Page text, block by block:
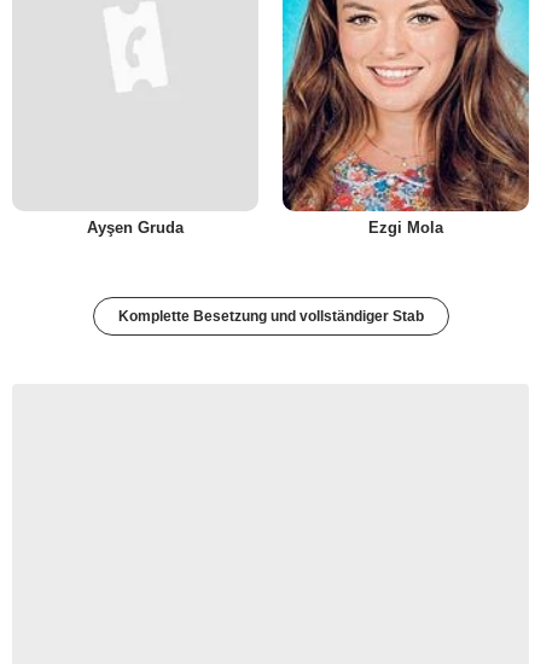
Ayşen Gruda Ezgi Mola
Komplette Besetzung und vollständiger Stab